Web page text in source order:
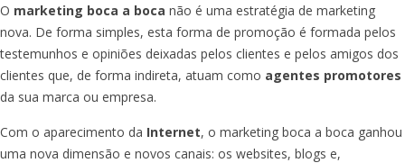
O marketing boca a boca não é uma estratégia de marketing
nova. De forma simples, esta forma de promoção é formada pelos
testemunhos e opiniões deixadas pelos clientes e pelos amigos dos
clientes que, de forma indireta, atuam como agentes promotores
da sua marca ou empresa.
Com o aparecimento da Internet, o marketing boca a boca ganhou
uma nova dimensão e novos canais: os websites, blogs e,